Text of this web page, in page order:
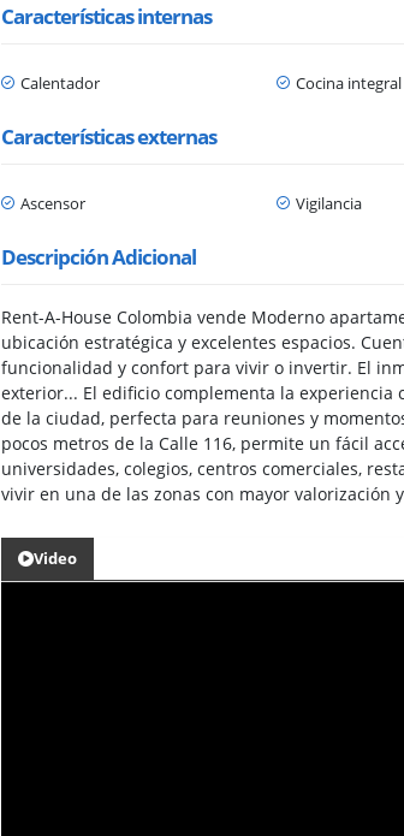
Características internas
Calentador Cocina integral
Características externas
Ascensor Vigilancia
Descripción Adicional
Rent-A-House Colombia vende Moderno
ubicación estratégica y excelentes espacios.
funcionalidad y confort para vivir o invertir. El
exterior... El edificio complementa la experiencia
de la ciudad, perfecta para reuniones y
pocos metros de la Calle 116, permite un fácil
universidades, colegios, centros comerciales,
vivir en una de las zonas con mayor valorización
Video